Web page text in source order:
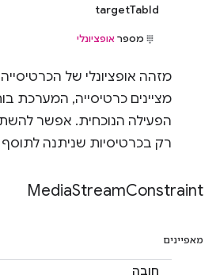
targetTabId
מספר אופציונלי
מזהה אופציונלי של
מציינים כרטיסייה, המערכת
הפעילה הנוכחית. אפשר
רק בכרטיסיות שניתנה
MediaStreamConstraint
מאפיינים
חובה